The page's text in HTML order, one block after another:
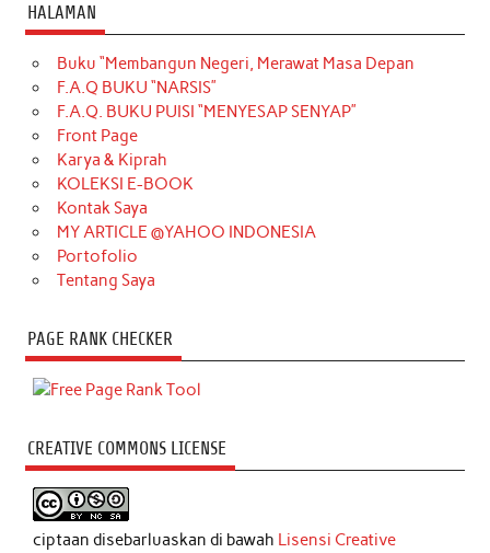
HALAMAN
Buku “Membangun Negeri, Merawat Masa Depan
F.A.Q BUKU “NARSIS”
F.A.Q. BUKU PUISI “MENYESAP SENYAP”
Front Page
Karya & Kiprah
KOLEKSI E-BOOK
Kontak Saya
MY ARTICLE @YAHOO INDONESIA
Portofolio
Tentang Saya
PAGE RANK CHECKER
CREATIVE COMMONS LICENSE
ciptaan disebarluaskan di bawah Lisensi Creative